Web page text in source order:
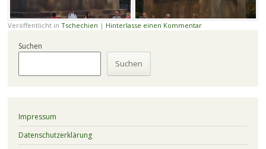
Veröffentlicht in Tschechien | Hinterlasse einen Kommentar
Suchen
Suchen
Impressum
Datenschutzerklärung